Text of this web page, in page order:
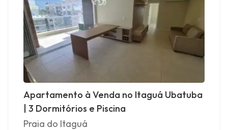
Apartamento à Venda no Itaguá Ubatuba
| 3 Dormitórios e Piscina
Praia do Itaguá